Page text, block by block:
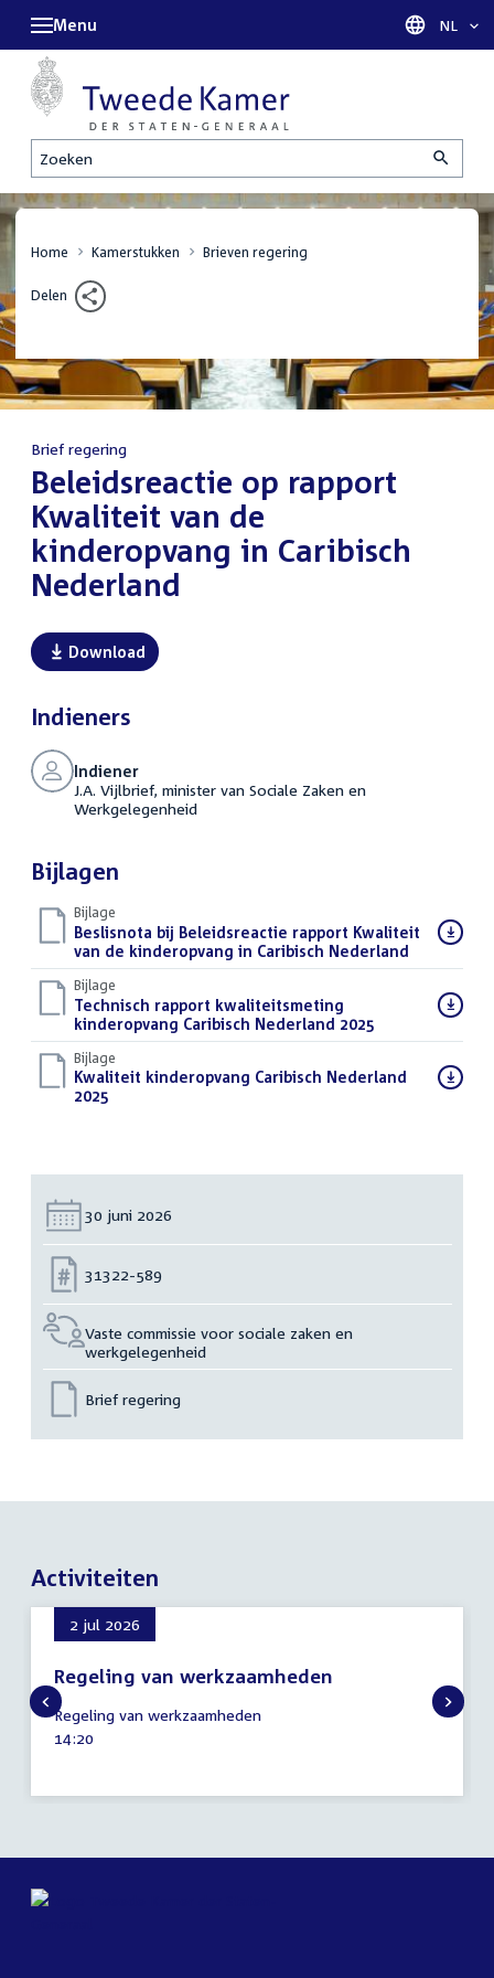
Zoeken
Menu Taal
NL
Home Kamerstukken Brieven regering
Delen
Brief regering
:Beleidsreactie op rapport
Kwaliteit van de
kinderopvang in Caribisch
Nederland
Download
Indieners
Indiener
J.A. Vijlbrief, minister van Sociale Zaken en
Werkgelegenheid
Bijlagen
Bijlage
Download
bestand:
Beslisnota bij Beleidsreactie rapport Kwaliteit
van de kinderopvang in Caribisch Nederland (PDF)
Bijlage
Download
bestand:
Technisch rapport kwaliteitsmeting
kinderopvang Caribisch Nederland 2025
Bijlage
Download
bestand:
Kwaliteit kinderopvang Caribisch Nederland
2025
Datum:
30 juni 2026
Nummer:
31322-589
Vaste commissie voor sociale zaken en
werkgelegenheid
Brief regering
Activiteiten
2 jul 2026
Regeling van werkzaamheden
2
juli
2026
Regeling van werkzaamheden
Tijd
14:20